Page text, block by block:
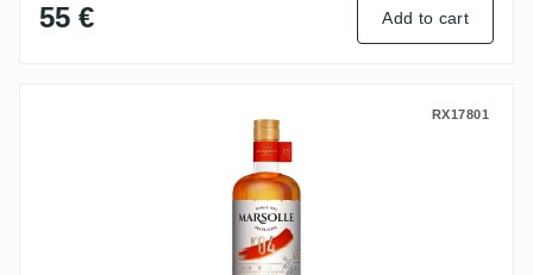
55 € Add to cart
Domaine de Séverin Marsolle n°04RX17801